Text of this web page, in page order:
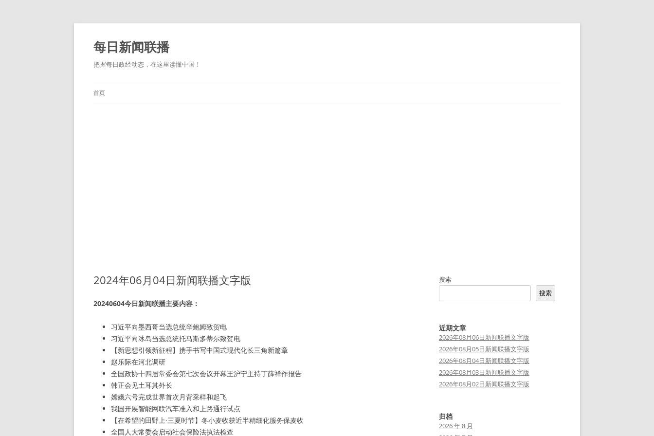
跳
正
文
每日新闻联播
把握每日政经动态，在这里读懂中国！
首页
2024年06月04日新闻联播文字版
20240604今日新闻联播主要内容：
习近平向墨西哥当选总统辛鲍姆致贺电
习近平向冰岛当选总统托马斯多蒂尔致贺电
【新思想引领新征程】携手书写中国式现代化长三角新篇章
赵乐际在河北调研
全国政协十四届常委会第七次会议开幕王沪宁主持丁薛祥作报告
韩正会见土耳其外长
嫦娥六号完成世界首次月背采样和起飞
我国开展智能网联汽车准入和上路通行试点
【在希望的田野上·三夏时节】冬小麦收获近半精细化服务保麦收
全国人大常委会启动社会保险法执法检查
搜索
搜索
近期文章
2026年08月06日新闻联播文字版
2026年08月05日新闻联播文字版
2026年08月04日新闻联播文字版
2026年08月03日新闻联播文字版
2026年08月02日新闻联播文字版
归档
2026 年 8 月